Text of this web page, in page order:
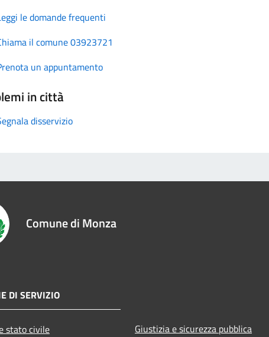
le domande frequenti
il comune 03923721
un appuntamento
in città
disservizio
Comune di Monza
DI SERVIZIO
stato civile
Giustizia e sicurezza pubblica